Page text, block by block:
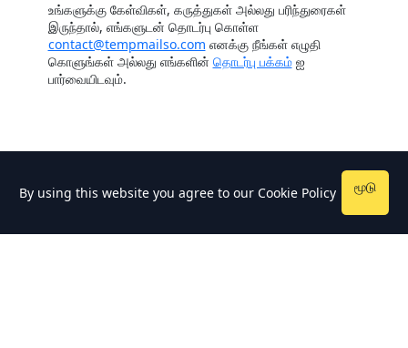
உங்களுக்கு கேள்விகள், கருத்துகள் அல்லது பரிந்துரைகள்
இருந்தால், எங்களுடன் தொடர்பு கொள்ள
contact@tempmailso.com எனக்கு நீங்கள் எழுதி
கொளுங்கள் அல்லது எங்களின் தொடர்பு பக்கம்ஐ
பார்வையிடவும்.
By using this website you agree to our Cookie Policy மூடு